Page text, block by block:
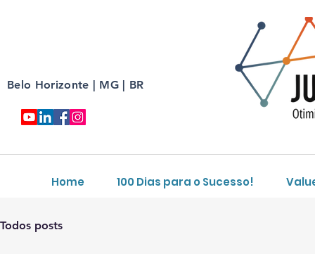
Belo Horizonte | MG | BR
Home 100 Dias para o Sucesso!
Todos posts